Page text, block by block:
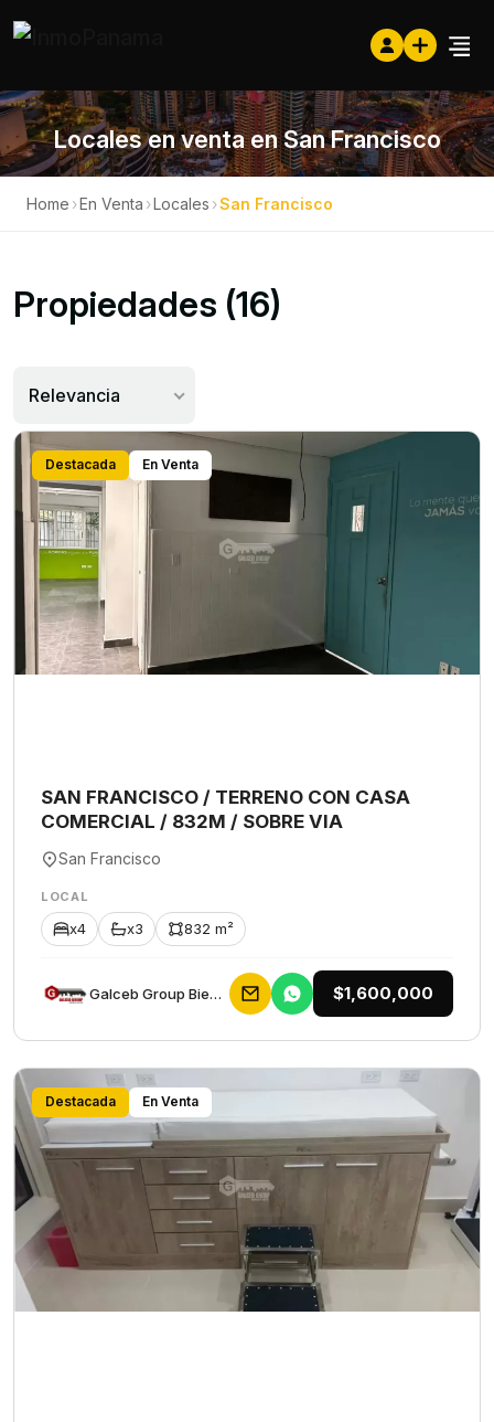
Locales en venta en San Francisco
Home ›En Venta ›Locales ›San Francisco
Propiedades (16)
Relevancia
Destacada En Venta
SAN FRANCISCO / TERRENO CON CASA
COMERCIAL / 832M / SOBRE VIA
San Francisco
LOCAL
x4 x3 832 m²
Galceb Group Bienes Raices $1,600,000
Destacada En Venta